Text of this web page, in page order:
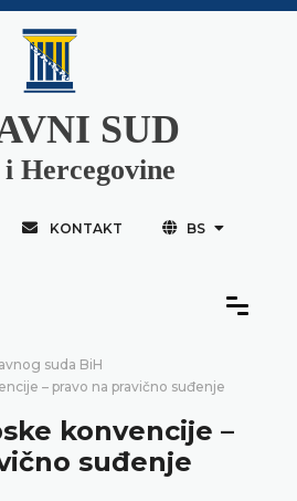
SUD
i Hercegovine
KONTAKT BS
suda BiH
– pravo na pravično suđenje
konvencije –
suđenje